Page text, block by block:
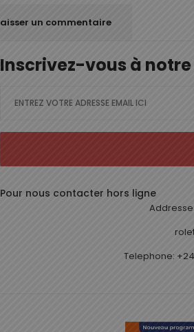
Inscrivez-vous à
Pour nous contacter hors ligne
Telephone: